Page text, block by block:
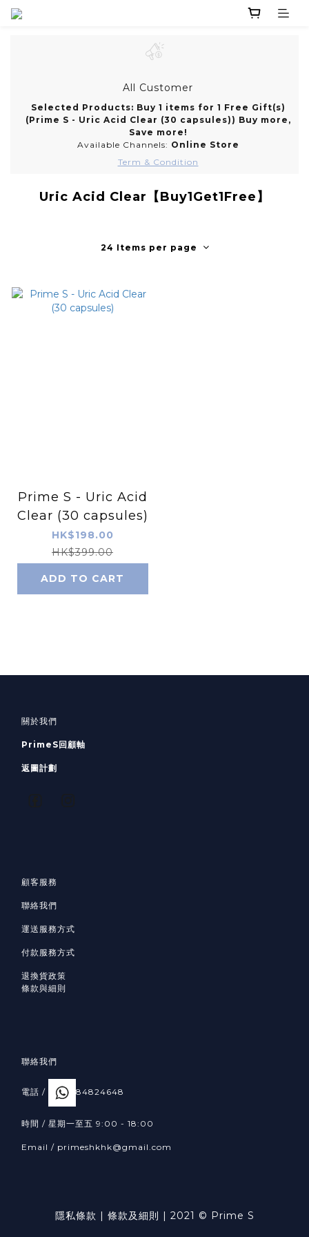
All Customer
Selected Products: Buy 1 items for 1 Free Gift(s)
(Prime S - Uric Acid Clear (30 capsules)) Buy more,
Save more!
Available Channels: Online Store
Term & Condition
Uric Acid Clear【Buy1Get1Free】
24 Items per page
Prime S - Uric Acid
Clear (30 capsules)
HK$198.00
HK$399.00
ADD TO CART
關於我們
PrimeS回顧軸
返圖計劃
顧客服務
聯絡我們
運送服務方式
付款服務方式
退換貨政策
條款與細則
聯絡我們
電話 / 84824648
時間 / 星期一至五 9:00 - 18:00
Email / primeshkhk@gmail.com
隱私條款 | 條款及細則 | 2021 © Prime S